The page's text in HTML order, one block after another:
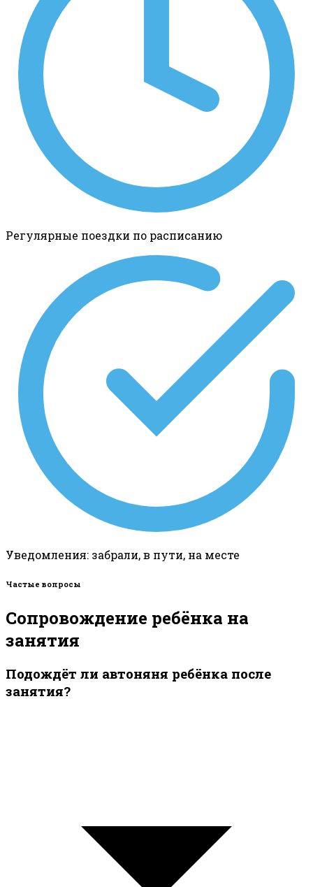
Регулярные поездки по расписанию
Уведомления: забрали, в пути, на месте
Частые вопросы
Сопровождение ребёнка на
занятия
Подождёт ли автоняня ребёнка после
занятия?